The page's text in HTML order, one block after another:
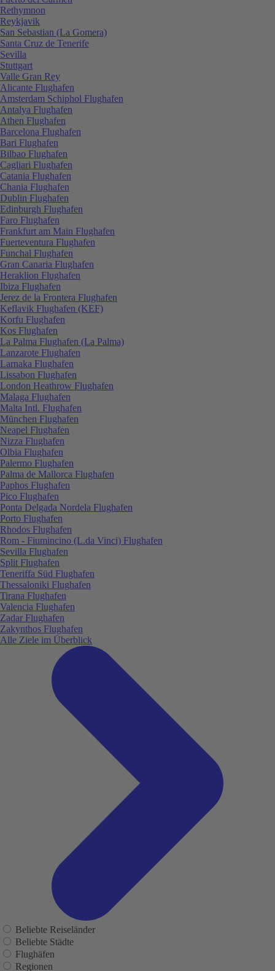
Rethymnon
Reykjavik
San Sebastian (La Gomera)
Santa Cruz de Tenerife
Sevilla
Stuttgart
Valle Gran Rey
Alicante Flughafen
Amsterdam Schiphol Flughafen
Antalya Flughafen
Athen Flughafen
Barcelona Flughafen
Bari Flughafen
Bilbao Flughafen
Cagliari Flughafen
Catania Flughafen
Chania Flughafen
Dublin Flughafen
Edinburgh Flughafen
Faro Flughafen
Frankfurt am Main Flughafen
Fuerteventura Flughafen
Funchal Flughafen
Gran Canaria Flughafen
Heraklion Flughafen
Ibiza Flughafen
Jerez de la Frontera Flughafen
Keflavik Flughafen (KEF)
Korfu Flughafen
Kos Flughafen
La Palma Flughafen (La Palma)
Lanzarote Flughafen
Larnaka Flughafen
Lissabon Flughafen
London Heathrow Flughafen
Malaga Flughafen
Malta Intl. Flughafen
München Flughafen
Neapel Flughafen
Nizza Flughafen
Olbia Flughafen
Palermo Flughafen
Palma de Mallorca Flughafen
Paphos Flughafen
Pico Flughafen
Ponta Delgada Nordela Flughafen
Porto Flughafen
Rhodos Flughafen
Rom - Fiumincino (L.da Vinci) Flughafen
Sevilla Flughafen
Split Flughafen
Teneriffa Süd Flughafen
Thessaloniki Flughafen
Tirana Flughafen
Valencia Flughafen
Zadar Flughafen
Zakynthos Flughafen
Alle Ziele im Überblick
Beliebte Reiseländer
Beliebte Städte
Flughäfen
Regionen